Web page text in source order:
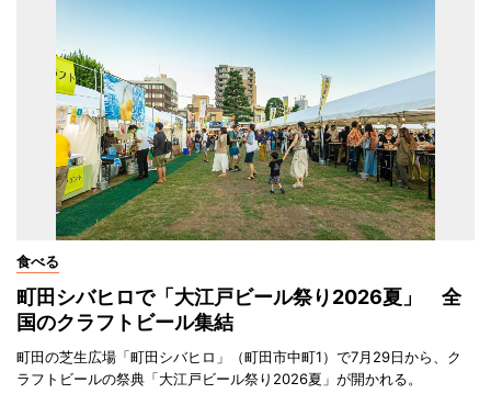
食べる
町田シバヒロで「大江戸ビール祭り2026夏」 全
国のクラフトビール集結
町田の芝生広場「町田シバヒロ」（町田市中町1）で7月29日から、ク
ラフトビールの祭典「大江戸ビール祭り2026夏」が開かれる。